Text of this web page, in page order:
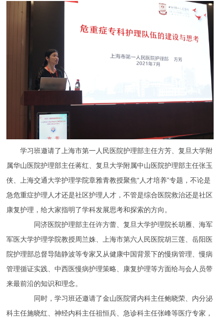
学习班邀请了上海市第一人民医院护理部主任方芳、复旦大学附
属华山医院护理部主任蒋红、复旦大学附属中山医院护理部主任张玉
侠、上海交通大学护理学院章雅青教授聚焦“人才培养”专题，不论是
急危重症护理人才还是社区护理人才，不管是综合医院救治还是社区
康复护理，给大家指明了学科发展思考和探索的方向。
同济医院护理部主任许方蕾、复旦大学护理院长胡雁、海军
军医大学护理学院教授周兰姝、上海市第六人民医院胡三莲、岳阳医
院护理部总督导陆静波等专家又从健康中国背景下的慢病管理、慢病
管理循证实践、中西医慢病护理策略、康复护理等方面给与会人员带
来最前沿的知识和理念。
同时，学习班还邀请了金山医院肾内科主任鲍晓荣、内分泌
科主任施晓红、神经内科主任祖恒兵、急诊科主任张峰等医疗专家，